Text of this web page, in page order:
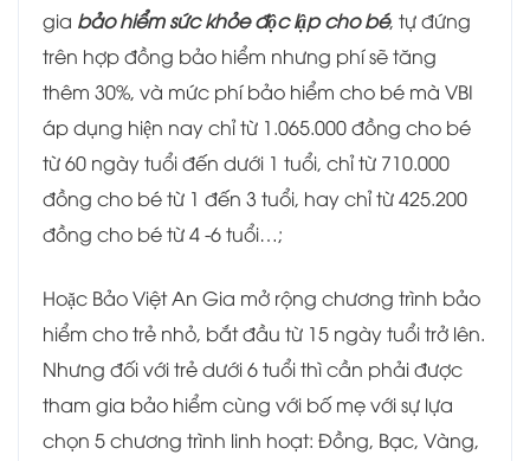
gia bảo hiểm sức khỏe độc lập cho bé, tự đứng
trên hợp đồng bảo hiểm nhưng phí sẽ tăng
thêm 30%, và mức phí bảo hiểm cho bé mà VBI
áp dụng hiện nay chỉ từ 1.065.000 đồng cho bé
từ 60 ngày tuổi đến dưới 1 tuổi, chỉ từ 710.000
đồng cho bé từ 1 đến 3 tuổi, hay chỉ từ 425.200
đồng cho bé từ 4 -6 tuổi…;
Hoặc Bảo Việt An Gia mở rộng chương trình bảo
hiểm cho trẻ nhỏ, bắt đầu từ 15 ngày tuổi trở lên.
Nhưng đối với trẻ dưới 6 tuổi thì cần phải được
tham gia bảo hiểm cùng với bố mẹ với sự lựa
chọn 5 chương trình linh hoạt: Đồng, Bạc, Vàng,